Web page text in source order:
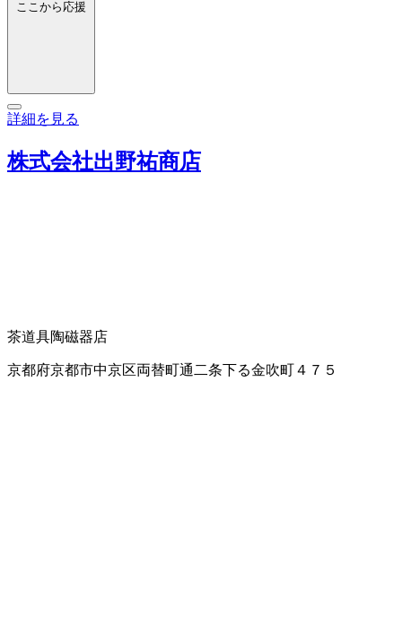
ここから応援
詳細を見る
株式会社出野祐商店
茶道具陶磁器店
京都府京都市中京区両替町通二条下る金吹町４７５